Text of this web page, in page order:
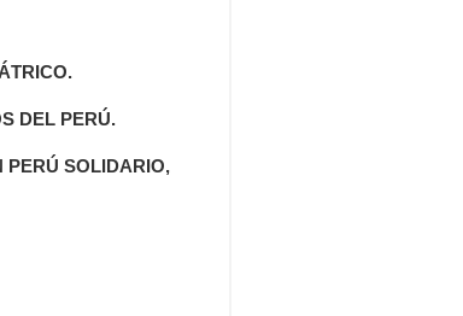
DEL PERÚ.
PERÚ SOLIDARIO,